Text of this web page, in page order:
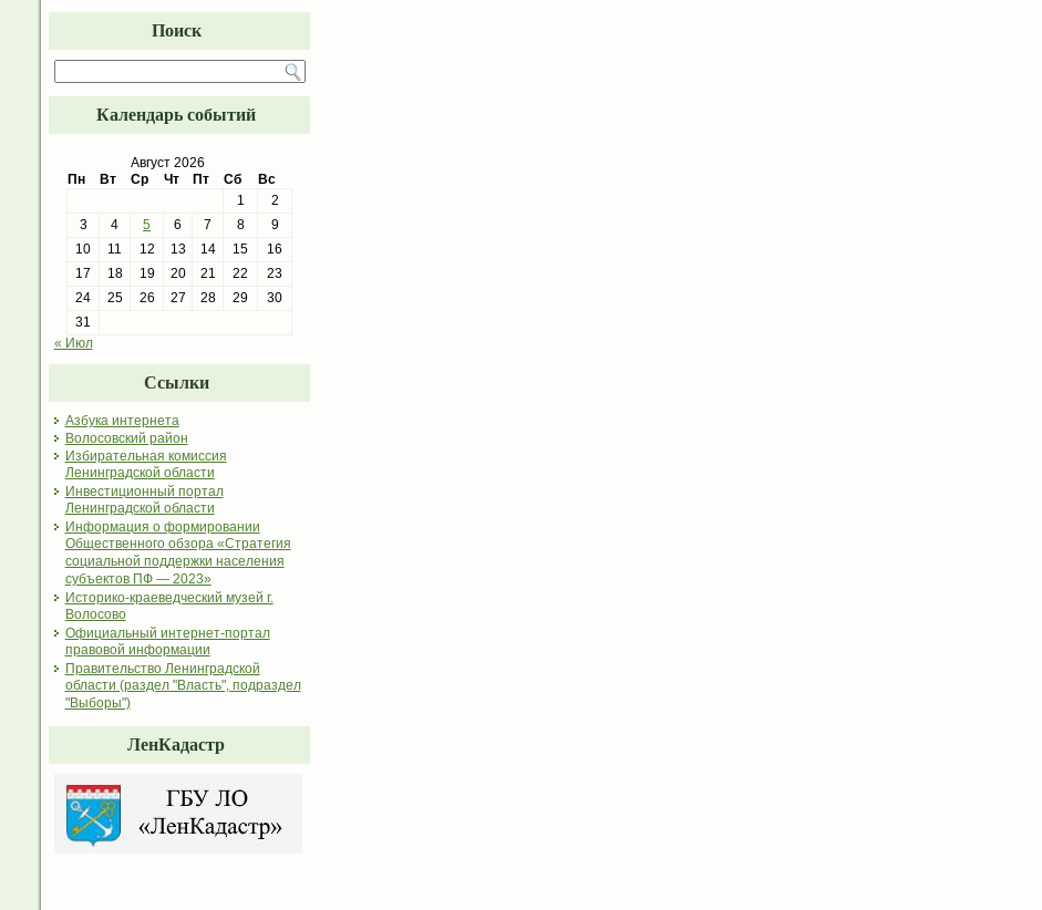
Поиск
Календарь событий
Август 2026
Пн
Вт Ср Чт Пт Сб
Вс
1
2
3
4 5 6 7 8
9
10
11 12 13 14 15
16
17
18 19 20 21 22
23
24
25 26 27 28 29
30
31
« Июл
Ссылки
Азбука интернета
Волосовский район
Избирательная комиссия
Ленинградской области
Инвестиционный портал
Ленинградской области
Информация о формировании
Общественного обзора «Стратегия
социальной поддержки населения
субъектов ПФ — 2023»
Историко-краеведческий музей г.
Волосово
Официальный интернет-портал
правовой информации
Правительство Ленинградской
области (раздел "Власть", подраздел
"Выборы")
ЛенКадастр